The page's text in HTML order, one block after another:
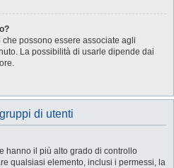
possono essere associate agli
La possibilità di usarle dipende dai
di utenti
hanno il più alto grado di controllo
qualsiasi elemento, inclusi i permessi, la